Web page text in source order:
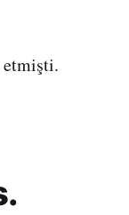
etmişti.